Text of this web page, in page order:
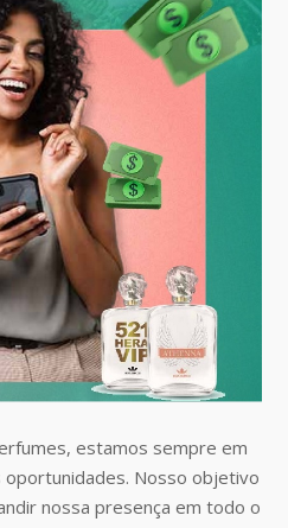
estamos sempre em
oportunidades. Nosso objetivo
nossa presença em todo o